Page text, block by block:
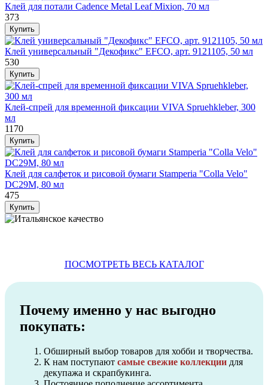
Клей для потали Cadence Metal Leaf Mixion, 70 мл
373
Клей универсальный "Декофикс" EFCO, арт. 9121105, 50 мл
530
Клей-спрей для временной фиксации VIVA Spruehkleber, 300
мл
1170
Клей для салфеток и рисовой бумаги Stamperia "Colla Velo"
DC29M, 80 мл
475
ПОСМОТРЕТЬ ВЕСЬ КАТАЛОГ
Почему именно у нас выгодно
покупать:
Обширный выбор товаров для хобби и творчества.
К нам поступают самые свежие коллекции для
декупажа и скрапбукинга.